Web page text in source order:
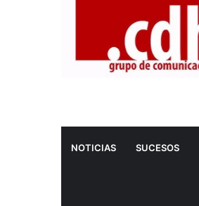
NOTICIAS SUCESOS